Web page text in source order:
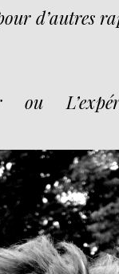
d’autres
ou